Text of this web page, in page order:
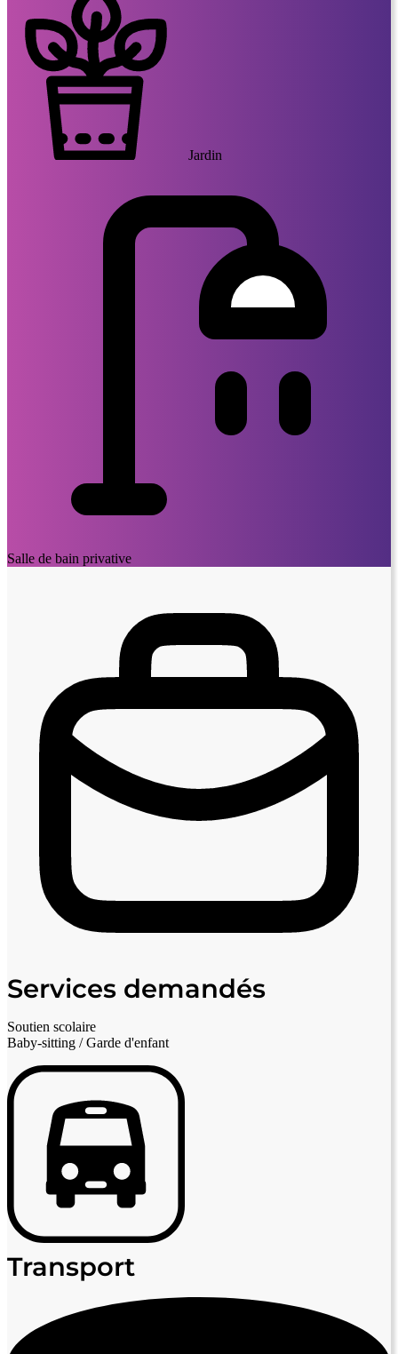
Jardin
Salle de bain privative
Services demandés
Soutien scolaire
Baby-sitting / Garde d'enfant
Transport